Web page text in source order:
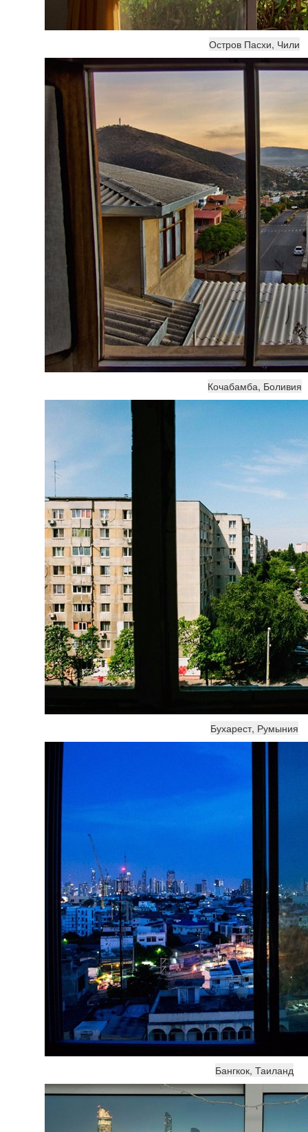
Остров Пасхи, Чили
Кочабамба, Боливия
Бухарест, Румыния
Бангкок, Таиланд